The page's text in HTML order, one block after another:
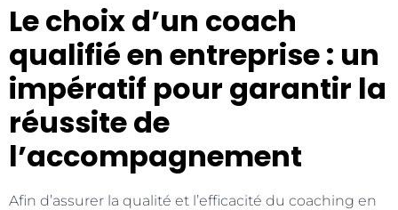
Le choix d’un coach
qualifié en entreprise : un
impératif pour garantir la
réussite de
l’accompagnement
Afin d’assurer la qualité et l’efficacité du coaching en